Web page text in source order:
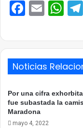
Email
Noticias
Por una cifra
fue subastada la
Maradona
mayo 4, 2022